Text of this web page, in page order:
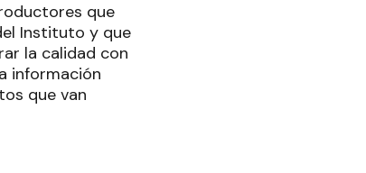
que
Instituto y que
la calidad con
información
que van